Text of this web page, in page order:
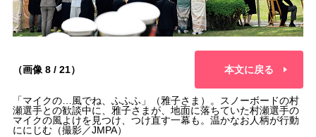
（画像 8 / 21） 本文に戻る
「マイクの…風でね、ふふふ」（雅子さま）。スノーボードの村
瀬選手との歓談中に、雅子さまが、地面に落ちていた村瀬選手の
マイクの風よけを見つけ、つけ直す一幕も。温かなお人柄が行動
ににじむ（撮影／JMPA）